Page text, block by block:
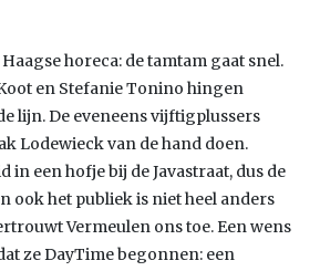
horeca: de tamtam gaat snel.
en Stefanie Tonino hingen
lijn. De eveneens vijftigplussers
Lodewieck van de hand doen.
in een hofje bij de Javastraat, dus de
ook het publiek is niet heel anders
Vermeulen ons toe. Een wens
ze DayTime begonnen: een